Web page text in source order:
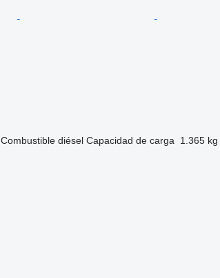
Combustible diésel Capacidad de carga 1.365 kg